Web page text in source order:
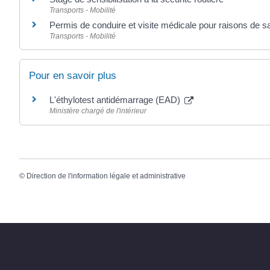
Transports - Mobilité
Permis de conduire et visite médicale pour raisons de
Transports - Mobilité
Pour en savoir plus
L'éthylotest antidémarrage (EAD)
Ministère chargé de l'intérieur
© Direction de l'information légale et administrative